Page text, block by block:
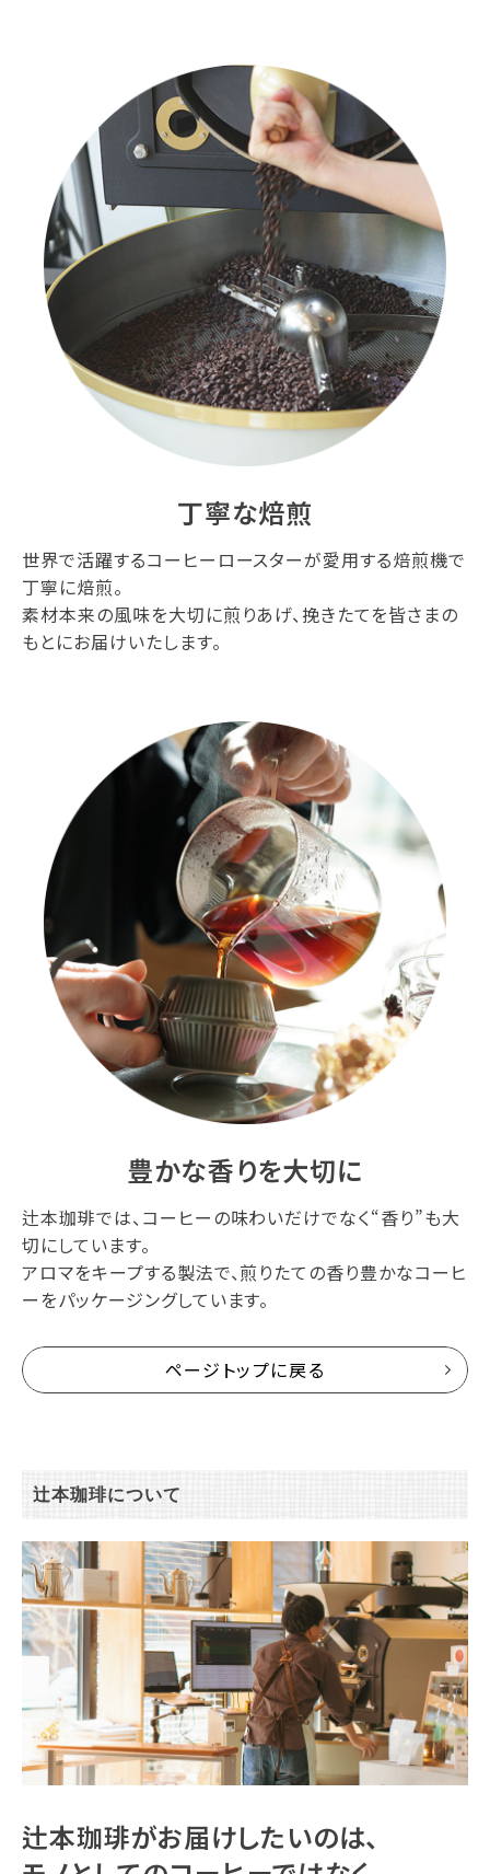
丁寧な焙煎
世界で活躍するコーヒーロースターが愛用する焙煎機で
丁寧に焙煎。
素材本来の風味を大切に煎りあげ、挽きたてを皆さまの
もとにお届けいたします。
豊かな香りを大切に
辻本珈琲では、コーヒーの味わいだけでなく“香り”も大
切にしています。
アロマをキープする製法で、煎りたての香り豊かなコーヒ
ーをパッケージングしています。
ページトップに戻る
辻本珈琲について
辻本珈琲がお届けしたいのは、